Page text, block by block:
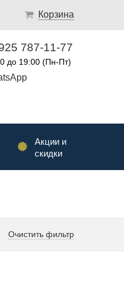
Корзина
787-11-77
до 19:00 (Пн-Пт)
Акции и
скидки
Очистить фильтр